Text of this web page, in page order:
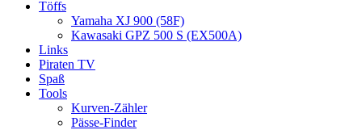
Töffs
Yamaha XJ 900 (58F)
Kawasaki GPZ 500 S (EX500A)
Links
Piraten TV
Spaß
Tools
Kurven-Zähler
Pässe-Finder